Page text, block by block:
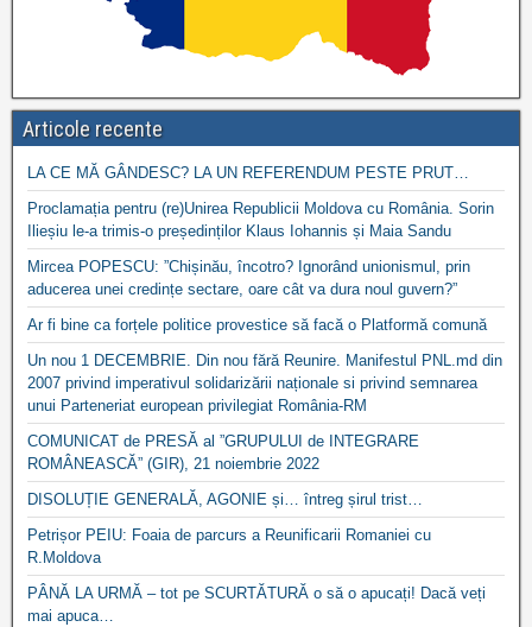
Articole recente
LA CE MĂ GÂNDESC? LA UN REFERENDUM PESTE PRUT…
Proclamația pentru (re)Unirea Republicii Moldova cu România. Sorin
Ilieșiu le-a trimis-o președinților Klaus Iohannis și Maia Sandu
Mircea POPESCU: ”Chișinău, încotro? Ignorând unionismul, prin
aducerea unei credințe sectare, oare cât va dura noul guvern?”
Ar fi bine ca forțele politice provestice să facă o Platformă comună
Un nou 1 DECEMBRIE. Din nou fără Reunire. Manifestul PNL.md din
2007 privind imperativul solidarizării naționale si privind semnarea
unui Parteneriat european privilegiat România-RM
COMUNICAT de PRESĂ al ”GRUPULUI de INTEGRARE
ROMÂNEASCĂ” (GIR), 21 noiembrie 2022
DISOLUȚIE GENERALĂ, AGONIE și… întreg șirul trist…
Petrișor PEIU: Foaia de parcurs a Reunificarii Romaniei cu
R.Moldova
PÂNĂ LA URMĂ – tot pe SCURTĂTURĂ o să o apucați! Dacă veți
mai apuca…